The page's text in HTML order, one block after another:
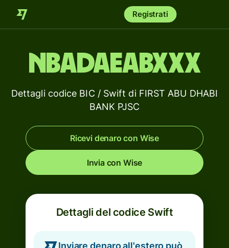
Registrati
NBADAEABXXX
Dettagli codice BIC / Swift di FIRST ABU DHABI
BANK PJSC
Ricevi denaro con Wise
Invia con Wise
Dettagli del codice Swift
Inviare denaro all'estero può